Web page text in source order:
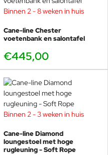
process and
and innovation are
flexibility makes the furniture
Binnen 2 - 8 weken in huis
Cane-line Chester
voetenbank en salontafel
€445,00
Binnen 2 - 3 weken in huis
Cane-line Diamond
loungestoel met hoge
rugleuning - Soft Rope